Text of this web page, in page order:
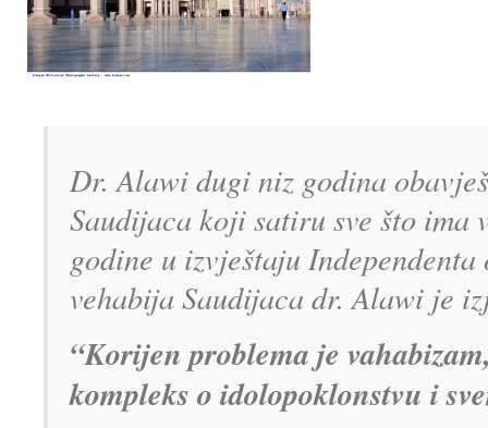
Dr. Alawi dugi niz godina
Saudijaca koji satiru sve što ima
godine u izvještaju
vehabija Saudijaca dr. Alawi je
“Korijen problema je
kompleks o idolopoklonstvu i